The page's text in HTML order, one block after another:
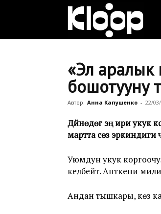
|
«Эл аралык
бошотууну
Автор: Анна Капушенко - 22/
Дүйнөдөгү эң ири
мартта сөз эркиндиги
Уюмдун укук
келбейт. Анткени
Андан тышкары, көз